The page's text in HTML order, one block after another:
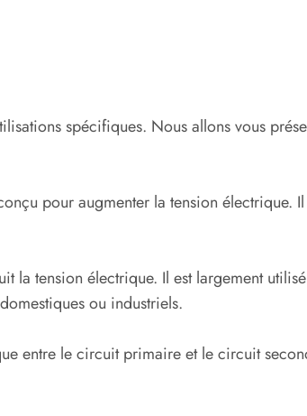
spécifiques. Nous allons vous
pour augmenter la tension électrique.
la tension électrique. Il est largement
ou industriels.
entre le circuit primaire et le circuit